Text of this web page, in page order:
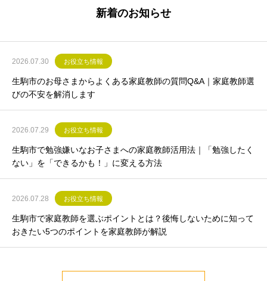
新着のお知らせ
2026.07.30 お役立ち情報
生駒市のお母さまからよくある家庭教師の質問Q&A｜家庭教師選
びの不安を解消します
2026.07.29 お役立ち情報
生駒市で勉強嫌いなお子さまへの家庭教師活用法｜「勉強したく
ない」を「できるかも！」に変える方法
2026.07.28 お役立ち情報
生駒市で家庭教師を選ぶポイントとは？後悔しないために知って
おきたい5つのポイントを家庭教師が解説